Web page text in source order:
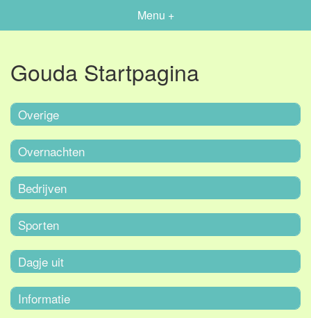
Menu +
Gouda Startpagina
Overige
Overnachten
Bedrijven
Sporten
Dagje uit
Informatie